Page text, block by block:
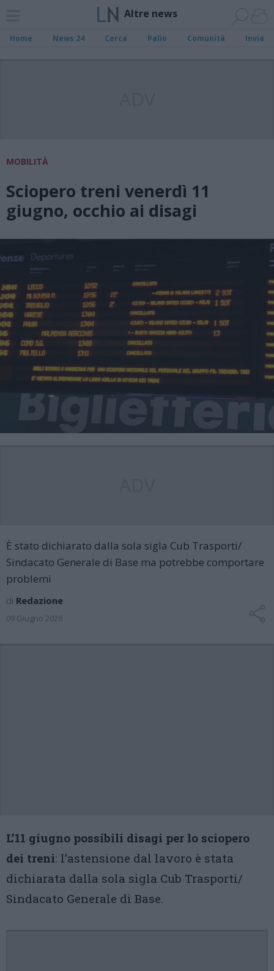
Altre news
Home News 24 Cerca Palio Comunità Invia
MOBILITÀ
Sciopero treni venerdì 11
giugno, occhio ai disagi
È stato dichiarato dalla sola sigla Cub Trasporti/
Sindacato Generale di Base ma potrebbe comportare
problemi
di Redazione
09 Giugno 2026
L’11 giugno possibili disagi per lo sciopero
dei treni: l’astensione dal lavoro è stata
dichiarata dalla sola sigla Cub Trasporti/
Sindacato Generale di Base.